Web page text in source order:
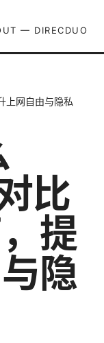
— DIRECDUO
上网自由与隐私
比
提
隐